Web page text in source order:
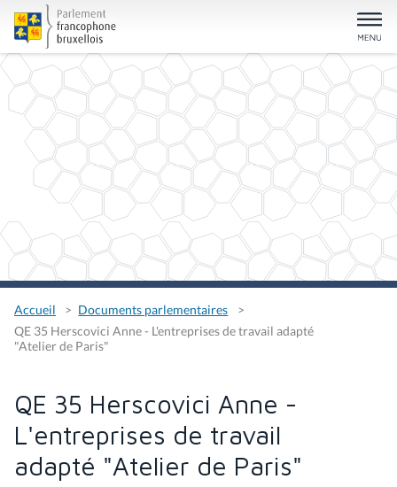
Accueil
Documents parlementaires
QE 35 Herscovici Anne - L'entreprises de travail adapté
"Atelier de Paris"
QE 35 Herscovici Anne -
L'entreprises de travail
adapté "Atelier de Paris"